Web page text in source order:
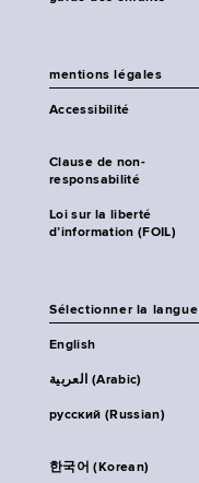
mentions légales
Accessibilité
Clause de non-
responsabilité
Loi sur la liberté
d’information (FOIL)
Sélectionner la langue
English
العربية (Arabic)
русский (Russian)
한국어 (Korean)